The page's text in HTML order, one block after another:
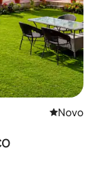
Novo
Novo